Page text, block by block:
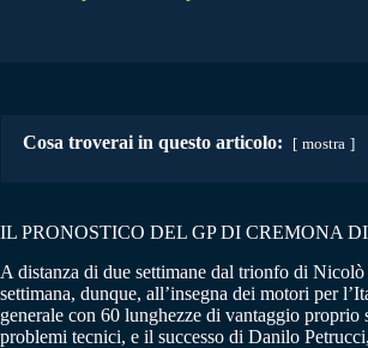
Cosa troverai in questo articolo: mostra
IL PRONOSTICO DEL GP DI CREMONA
A distanza di due settimane dal trionfo di
settimana, dunque, all’insegna dei motori per
generale con 60 lunghezze di vantaggio
problemi tecnici, e il successo di Danilo